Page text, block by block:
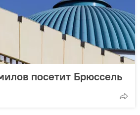
посетит Брюссель